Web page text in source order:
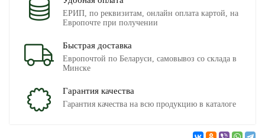
ЕРИП, по реквизитам, онлайн оплата картой, на
Европочте при получении
Быстрая доставка
Европочтой по Беларуси, самовывоз со склада в
Минске
Гарантия качества
Гарантия качества на всю продукцию в каталоге